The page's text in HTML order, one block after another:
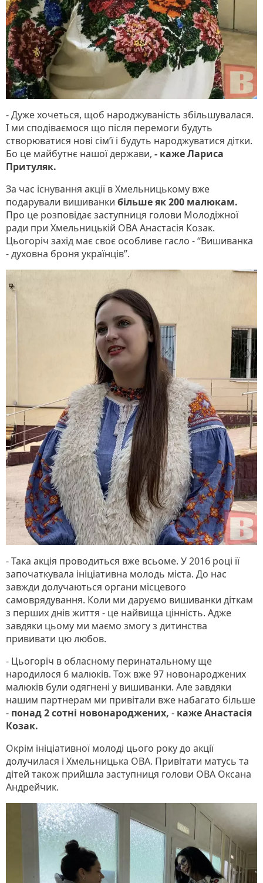
- Дуже хочеться, щоб народжуваність збільшувалася.
І ми сподіваємося що після перемоги будуть
створюватися нові сім’ї і будуть народжуватися дітки.
Бо це майбутнє нашої держави, - каже Лариса
Притуляк.
За час існування акції в Хмельницькому вже
подарували вишиванки більше як 200 малюкам.
Про це розповідає заступниця голови Молодіжної
ради при Хмельницькій ОВА Анастасія Козак.
Цьогоріч захід має своє особливе гасло - “Вишиванка
- духовна броня українців”.
- Така акція проводиться вже всьоме. У 2016 році її
започаткувала ініціативна молодь міста. До нас
завжди долучаються органи місцевого
самоврядування. Коли ми даруємо вишиванки діткам
з перших днів життя - це найвища цінність. Адже
завдяки цьому ми маємо змогу з дитинства
прививати цю любов.
- Цьогоріч в обласному перинатальному ще
народилося 6 малюків. Тож вже 97 новонароджених
малюків були одягнені у вишиванки. Але завдяки
нашим партнерам ми привітали вже набагато більше
- понад 2 сотні новонароджених, - каже Анастасія
Козак.
Окрім ініціативної молоді цього року до акції
долучилася і Хмельницька ОВА. Привітати матусь та
дітей також прийшла заступниця голови ОВА Оксана
Андрейчик.